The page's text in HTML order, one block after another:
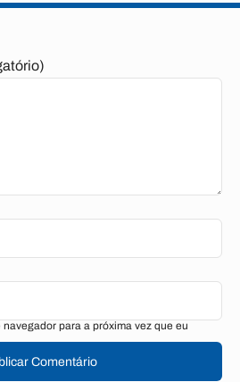
para a próxima vez que eu
Comentário